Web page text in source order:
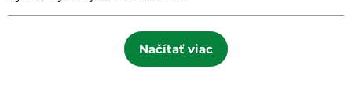
Načítať viac